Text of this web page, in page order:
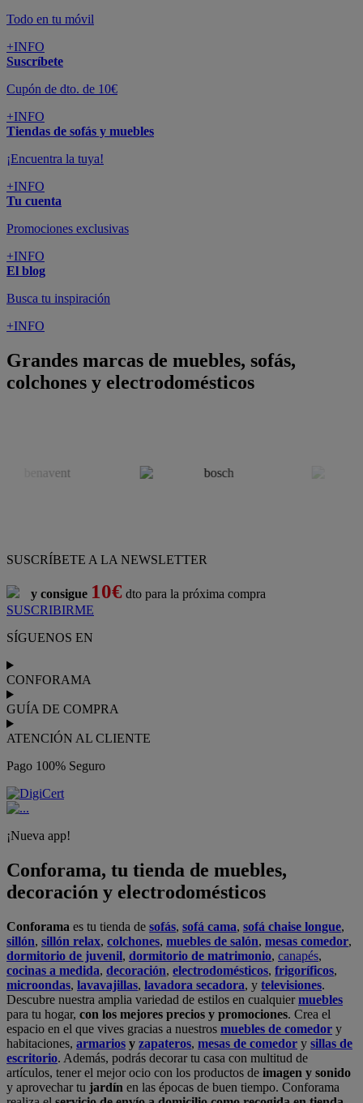
Todo en tu móvil
+INFO
Suscríbete
Cupón de dto. de 10€
+INFO
Tiendas de sofás y muebles
¡Encuentra la tuya!
+INFO
Tu cuenta
Promociones exclusivas
+INFO
El blog
Busca tu inspiración
+INFO
Grandes marcas de muebles, sofás,
colchones y electrodomésticos
SUSCRÍBETE A LA NEWSLETTER
y consigue 10€ dto para la próxima compra
SUSCRIBIRME
SÍGUENOS EN
CONFORAMA
GUÍA DE COMPRA
ATENCIÓN AL CLIENTE
Pago 100% Seguro
¡Nueva app!
Conforama, tu tienda de muebles,
decoración y electrodomésticos
Conforama es tu tienda de sofás, sofá cama, sofá chaise longue,
sillón, sillón relax, colchones, muebles de salón, mesas comedor,
dormitorio de juvenil, dormitorio de matrimonio, canapés,
cocinas a medida, decoración, electrodomésticos, frigoríficos,
microondas, lavavajillas, lavadora secadora, y televisiones.
Descubre nuestra amplia variedad de estilos en cualquiermuebles
para tu hogar, con los mejores precios y promociones. Crea el
espacio en el que vives gracias a nuestros muebles de comedor y
habitaciones, armarios y zapateros, mesas de comedor y sillas de
escritorio. Además, podrás decorar tu casa con multitud de
artículos, tener el mejor ocio con los productos de imagen y sonido
y aprovechar tu jardín en las épocas de buen tiempo. Conforama